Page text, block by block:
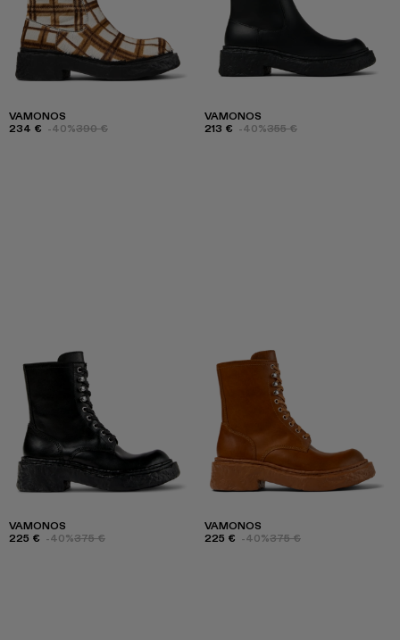
VAMONOS
234 € -40%390 €
VAMONOS
213 € -40%355 €
VAMONOS
225 € -40%375 €
VAMONOS
225 € -40%375 €